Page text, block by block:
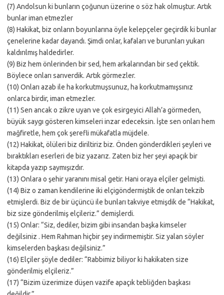
(7) Andolsun ki bunların çoğunun üzerine o söz hak olmuştur. Artık
bunlar iman etmezler
(8) Hakikat, biz onların boyunlarına öyle kelepçeler geçirdik ki bunlar
çenelerine kadar dayandı. Şimdi onlar, kafaları ve burunları yukarı
kaldırılmış haldedirler.
(9) Biz hem önlerinden bir sed, hem arkalarından bir sed çektik.
Böylece onları sarıverdik. Artık görmezler.
(10) Onları azab ile ha korkutmuşsunuz, ha korkutmamışsınız
onlarca birdir, iman etmezler.
(11) Sen ancak o zikre uyan ve çok esirgeyici Allah’a görmeden,
büyük saygı gösteren kimseleri inzar edeceksin. İşte sen onları hem
mağfiretle, hem çok şerefli mükafatla müjdele.
(12) Hakikat, ölüleri biz diriltiriz biz. Önden gönderdikleri şeyleri ve
bıraktıkları eserleri de biz yazarız. Zaten biz her şeyi apaçık bir
kitapda yazıp saymışızdır.
(13) Onlara o şehir yaranını misal getir. Hani oraya elçiler gelmişti.
(14) Biz o zaman kendilerine iki elçigöndermiştik de onları tekzib
etmişlerdi. Biz de bir üçüncü ile bunları takviye etmişdik de “Hakikat,
biz size gönderilmiş elçileriz.” demişlerdi.
(15) Onlar: “Siz, dediler, bizim gibi insandan başka kimseler
değilsiniz . Hem Rahman hiçbir şey indirmemiştir. Siz yalan söyler
kimselerden başkası değilsiniz.”
(16) Elçiler şöyle dediler: “Rabbimiz biliyor ki hakikaten size
gönderilmiş elçileriz.”
(17) “Bizim üzerimize düşen vazife apaçık tebliğden başkası